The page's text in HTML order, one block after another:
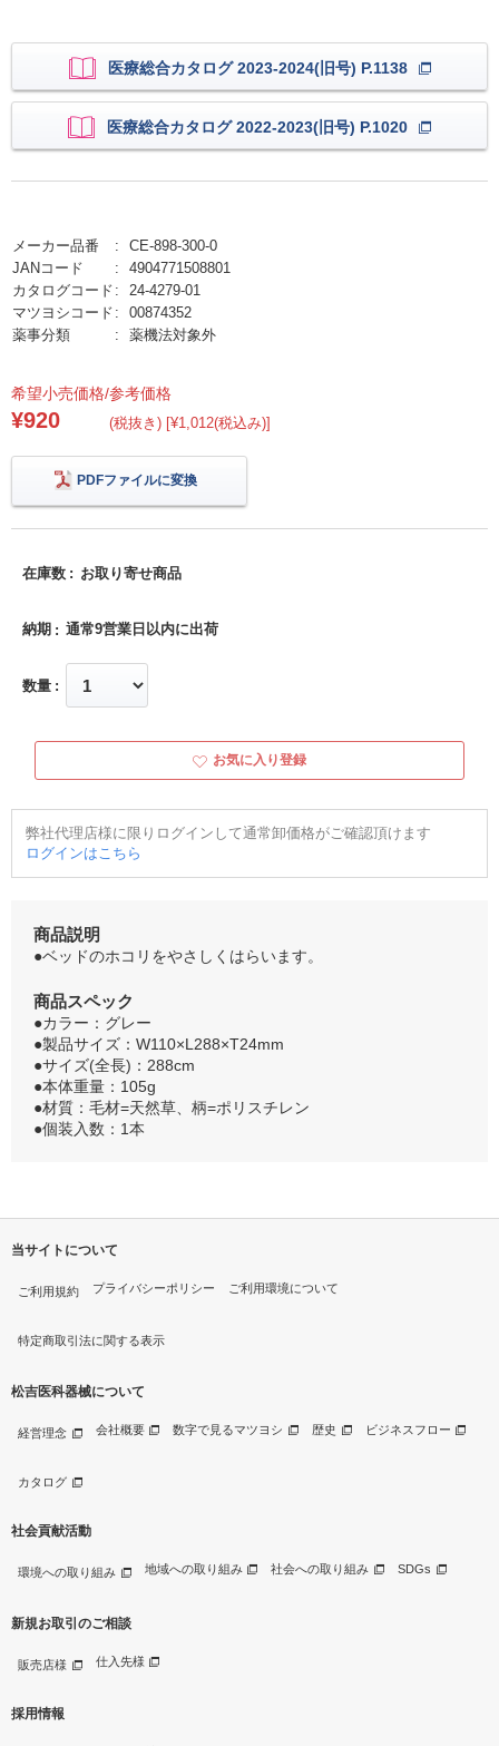
医療総合カタログ 2023-2024(旧号) P.1138
医療総合カタログ 2022-2023(旧号) P.1020
メーカー品番
CE-898-300-0
JANコード
4904771508801
カタログコード
24-4279-01
マツヨシコード
00874352
薬事分類
薬機法対象外
希望小売価格/参考価格
¥920 (税抜き) [¥1,012(税込み)]
PDFファイルに変換
在庫数 お取り寄せ商品
納期 通常9営業日以内に出荷
数量
お気に入り登録
弊社代理店様に限りログインして通常卸価格がご確認頂けます
ログインはこちら
商品説明
●ベッドのホコリをやさしくはらいます。
商品スペック
●カラー：グレー
●製品サイズ：W110×L288×T24mm
●サイズ(全長)：288cm
●本体重量：105g
●材質：毛材=天然草、柄=ポリスチレン
●個装入数：1本
当サイトについて
ご利用規約 プライバシーポリシー ご利用環境について
特定商取引法に関する表示
松吉医科器械について
経営理念 会社概要 数字で見るマツヨシ 歴史 ビジネスフロー
カタログ
社会貢献活動
環境への取り組み 地域への取り組み 社会への取り組み SDGs
新規お取引のご相談
販売店様 仕入先様
採用情報